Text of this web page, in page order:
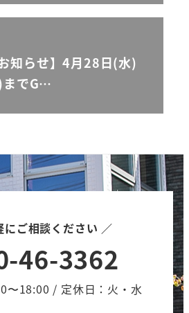
お知らせ】4月28日(水)
までG…
にご相談ください ／
46-3362
〜18:00 / 定休日：火・水